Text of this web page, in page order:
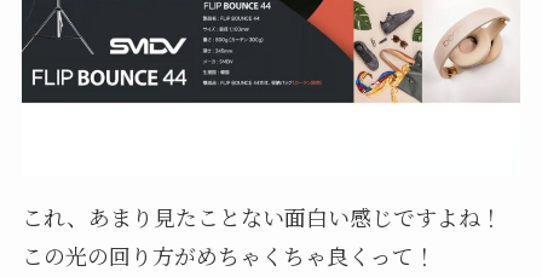
これ、あまり見たことない面白い感じですよね！
この光の回り方がめちゃくちゃ良くって！